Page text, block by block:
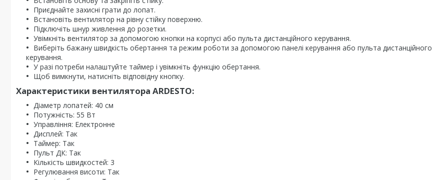
Приєднайте захисні грати до лопат.
Встановіть вентилятор на рівну стійку поверхню.
Підключіть шнур живлення до розетки.
Увімкніть вентилятор за допомогою кнопки на корпусі або пульта дистанційного керування.
Виберіть бажану швидкість обертання та режим роботи за допомогою панелі керування або пульта дистанційного
керування.
У разі потреби налаштуйте таймер і увімкніть функцію обертання.
Щоб вимкнути, натисніть відповідну кнопку.
Характеристики вентилятора ARDESTO:
Діаметр лопатей: 40 см
Потужність: 55 Вт
Управління: Електронне
Дисплей: Так
Таймер: Так
Пульт ДК: Так
Кількість швидкостей: 3
Регулювання висоти: Так